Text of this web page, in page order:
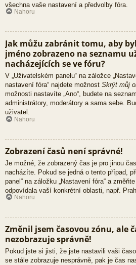
všechna vaše nastavení a předvolby fóra.
Nahoru
Jak můžu zabránit tomu, aby
jméno zobrazeno na seznamu
nacházejících se ve fóru?
V „Uživatelském panelu“ na záložce
nastavení fóra“ najdete možnost Skrýt můj
možnosti nastavíte „Ano“, budete na
administrátory, moderátory a sama sebe.
uživatel.
Nahoru
Zobrazení časů není správné!
Je možné, že zobrazený čas je pro jinou
nacházíte. Pokud se jedná o tento případ,
panel“ na záložku „Nastavení fóra“ a
odpovídala vaší konkrétní oblasti, např.
Nahoru
Změnil jsem časovou zónu, ale
nezobrazuje správně!
Pokud jste si jisti, že jste nastavili vaši
se stále zobrazuje nesprávně, pak je čas